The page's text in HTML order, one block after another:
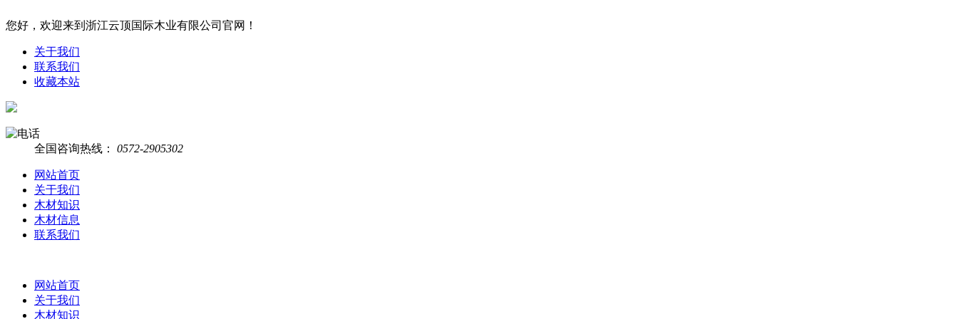
您好，欢迎来到浙江云顶国际木业有限公司官网！
关于我们
联系我们
收藏本站
全国咨询热线： 0572-2905302
网站首页
关于我们
木材知识
木材信息
联系我们
网站首页
关于我们
木材知识